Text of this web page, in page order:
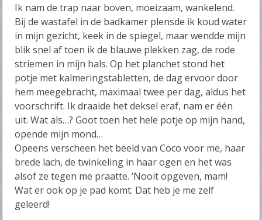
Ik nam de trap naar boven, moeizaam, wankelend.
Bij de wastafel in de badkamer plensde ik koud water
in mijn gezicht, keek in de spiegel, maar wendde mijn
blik snel af toen ik de blauwe plekken zag, de rode
striemen in mijn hals. Op het planchet stond het
potje met kalmeringstabletten, de dag ervoor door
hem meegebracht, maximaal twee per dag, aldus het
voorschrift. Ik draaide het deksel eraf, nam er één
uit. Wat als…? Goot toen het hele potje op mijn hand,
opende mijn mond…
Opeens verscheen het beeld van Coco voor me, haar
brede lach, de twinkeling in haar ogen en het was
alsof ze tegen me praatte. ‘Nooit opgeven, mam!
Wat er ook op je pad komt. Dat heb je me zelf
geleerd!